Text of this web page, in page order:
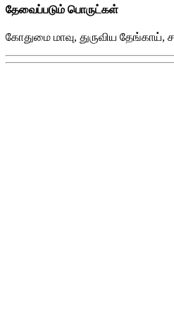
தேவைப்படும் பொருட்கள்
கோதுமை மாவு, துருவிய தேங்காய்,